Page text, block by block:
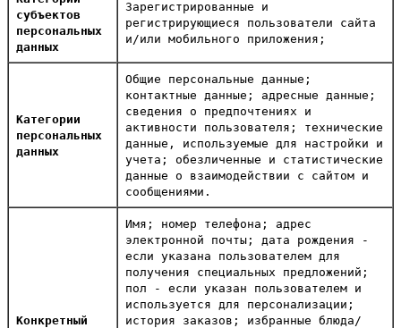
субъектов
персональных
данных
Зарегистрированные и
регистрирующиеся пользователи сайта
и/или мобильного приложения;
Категории
персональных
данных
Общие персональные данные;
контактные данные; адресные данные;
сведения о предпочтениях и
активности пользователя; технические
данные, используемые для настройки и
учета; обезличенные и статистические
данные о взаимодействии с сайтом и
сообщениями.
Конкретный
Имя; номер телефона; адрес
электронной почты; дата рождения -
если указана пользователем для
получения специальных предложений;
пол - если указан пользователем и
используется для персонализации;
история заказов; избранные блюда/